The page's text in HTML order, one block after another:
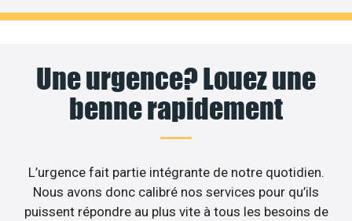
Une urgence? Louez une
benne rapidement
L’urgence fait partie intégrante de notre quotidien.
Nous avons donc calibré nos services pour qu’ils
puissent répondre au plus vite à tous les besoins de